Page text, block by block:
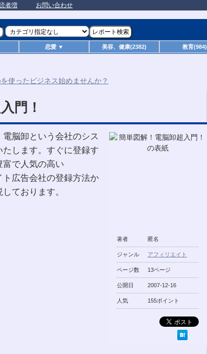
者増 お問い合わせ
恋愛 ▼ 美容、健康(2382) 教育(984)
門！
著者 匿名
ジャンル アフィリエイト
ページ数 13ページ
公開日 2007-12-16
人気 155ポイント
脳卸という会社のシス
します。すぐに登録す
富で人気の高い
ト広告会社の登録方法か
ております。